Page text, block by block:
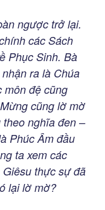
ngược trở lại.
các Sách
Phục Sinh. Bà
ra là Chúa
môn đệ cũng
cũng lờ mờ
nghĩa đen –
Phúc Âm đầu
ta xem các
thực sự đã
lại lờ mờ?